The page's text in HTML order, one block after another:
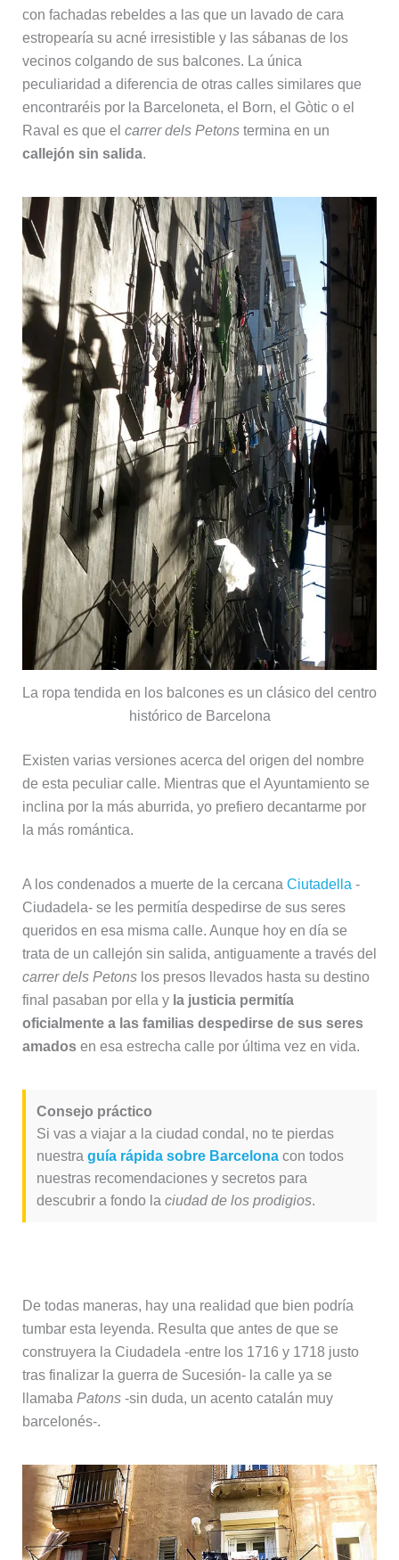
con fachadas rebeldes a las que un lavado de cara
estropearía su acné irresistible y las sábanas de los
vecinos colgando de sus balcones. La única
peculiaridad a diferencia de otras calles similares que
encontraréis por la Barceloneta, el Born, el Gòtic o el
Raval es que el carrer dels Petonstermina en un
callejón sin salida.
La ropa tendida en los balcones es un clásico del centro
histórico de Barcelona
Existen varias versiones acerca del origen del nombre
de esta peculiar calle. Mientras que el Ayuntamiento se
inclina por la más aburrida, yo prefiero decantarme por
la más romántica.
A los condenados a muerte de la cercana Ciutadella -
Ciudadela- se les permitía despedirse de sus seres
queridos en esa misma calle. Aunque hoy en día se
trata de un callejón sin salida, antiguamente a través del
carrer dels Petonslos presos llevados hasta su destino
final pasaban por ella y la justicia permitía
oficialmente a las familias despedirse de sus seres
amadosen esa estrecha calle por última vez en vida.
Consejo práctico
Si vas a viajar a la ciudad condal, no te pierdas
nuestra guía rápida sobre Barcelonacon todos
nuestras recomendaciones y secretos para
descubrir a fondo la ciudad de los prodigios.
De todas maneras, hay una realidad que bien podría
tumbar esta leyenda. Resulta que antes de que se
construyera la Ciudadela -entre los 1716 y 1718 justo
tras finalizar la guerra de Sucesión- la calle ya se
llamaba Patons-sin duda, un acento catalán muy
barcelonés-.